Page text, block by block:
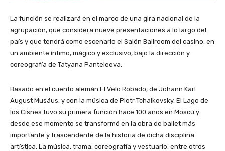
La función se realizará en el marco de una gira nacional de la
agrupación, que considera nueve presentaciones a lo largo del
país y que tendrá como escenario el Salón Ballroom del casino, en
un ambiente íntimo, mágico y exclusivo, bajo la dirección y
coreografía de Tatyana Panteleeva.
Basado en el cuento alemán El Velo Robado, de Johann Karl
August Musäus, y con la música de Piotr Tchaikovsky, El Lago de
los Cisnes tuvo su primera función hace 100 años en Moscú y
desde ese momento se transformó en la obra de ballet más
importante y trascendente de la historia de dicha disciplina
artística. La música, trama, coreografía y vestuario, entre otros